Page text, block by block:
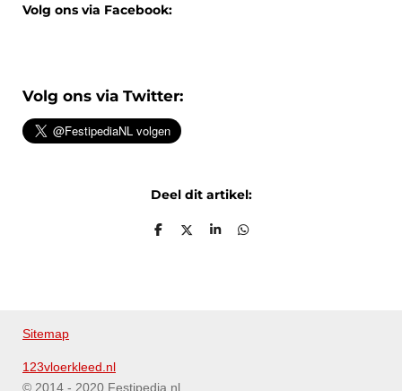
Volg ons via Facebook:
Volg ons via Twitter:
Deel dit artikel:
D
D
S
D
Sitemap
123vloerkleed.nl
© 2014 - 2020 Festipedia.nl